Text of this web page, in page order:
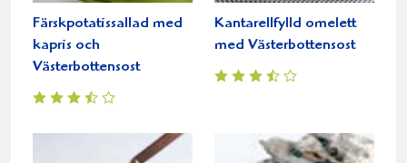
Färskpotatissallad med
kapris och
Västerbottensost
Kantarellfylld omelett
med Västerbottensost